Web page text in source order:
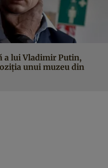
a lui Vladimir Putin,
unui muzeu din